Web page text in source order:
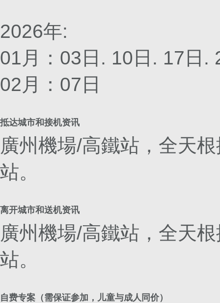
2026年:
01月：03日. 10日. 17日.
02月：07日
抵达城市和接机资讯
廣州機場/高鐵站，全天
站。
离开城市和送机资讯
廣州機場/高鐵站，全天
站。
自费专案（需保证参加，儿童与成人同价）